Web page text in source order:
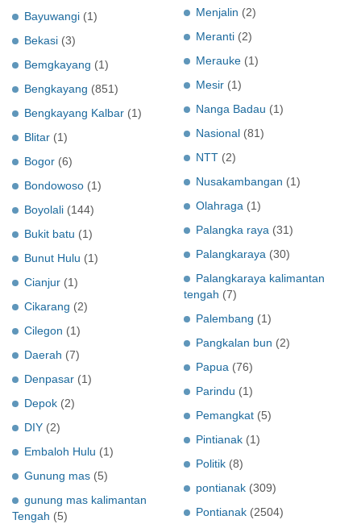
Bayuwangi (1)
Bekasi (3)
Bemgkayang (1)
Bengkayang (851)
Bengkayang Kalbar (1)
Blitar (1)
Bogor (6)
Bondowoso (1)
Boyolali (144)
Bukit batu (1)
Bunut Hulu (1)
Cianjur (1)
Cikarang (2)
Cilegon (1)
Daerah (7)
Denpasar (1)
Depok (2)
DIY (2)
Embaloh Hulu (1)
Gunung mas (5)
gunung mas kalimantan
Tengah (5)
Menjalin (2)
Meranti (2)
Merauke (1)
Mesir (1)
Nanga Badau (1)
Nasional (81)
NTT (2)
Nusakambangan (1)
Olahraga (1)
Palangka raya (31)
Palangkaraya (30)
Palangkaraya kalimantan
tengah (7)
Palembang (1)
Pangkalan bun (2)
Papua (76)
Parindu (1)
Pemangkat (5)
Pintianak (1)
Politik (8)
pontianak (309)
Pontianak (2504)